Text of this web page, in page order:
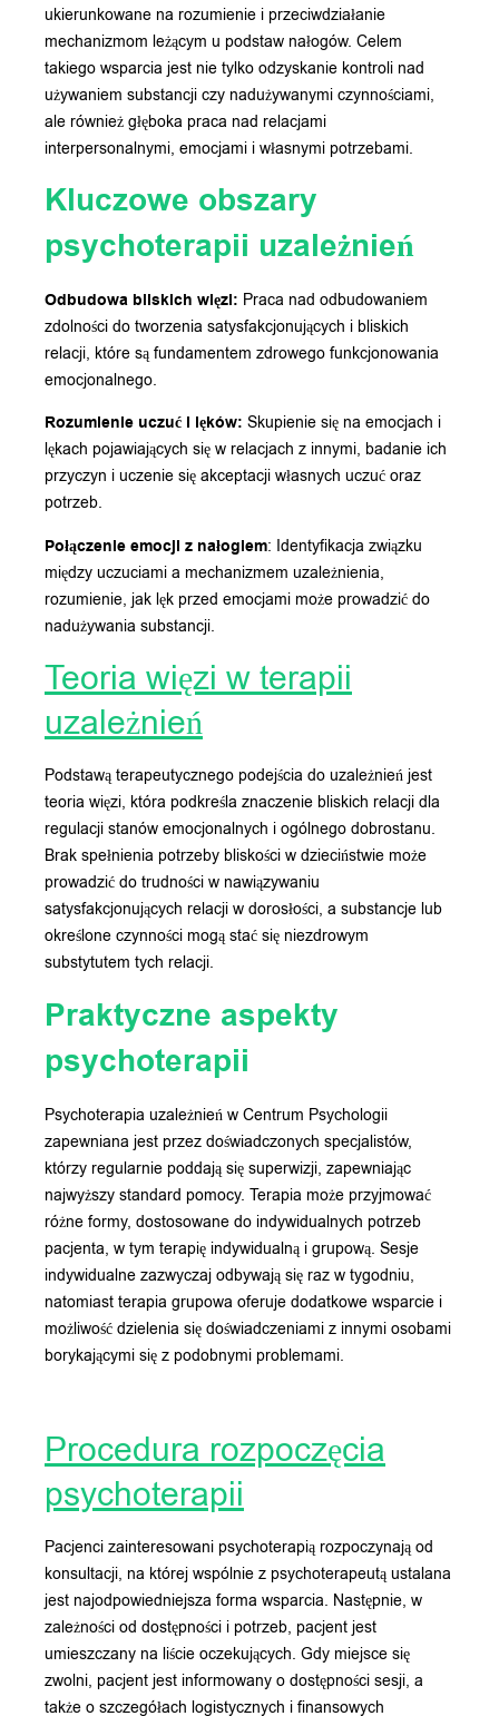
ukierunkowane na rozumienie i przeciwdziałanie
mechanizmom leżącym u podstaw nałogów. Celem
takiego wsparcia jest nie tylko odzyskanie kontroli nad
używaniem substancji czy nadużywanymi czynnościami,
ale również głęboka praca nad relacjami
interpersonalnymi, emocjami i własnymi potrzebami.
Kluczowe obszary
psychoterapii uzależnień
Odbudowa bliskich więzi: Praca nad odbudowaniem
zdolności do tworzenia satysfakcjonujących i bliskich
relacji, które są fundamentem zdrowego funkcjonowania
emocjonalnego.
Rozumienie uczuć i lęków: Skupienie się na emocjach i
lękach pojawiających się w relacjach z innymi, badanie ich
przyczyn i uczenie się akceptacji własnych uczuć oraz
potrzeb.
Połączenie emocji z nałogiem: Identyfikacja związku
między uczuciami a mechanizmem uzależnienia,
rozumienie, jak lęk przed emocjami może prowadzić do
nadużywania substancji.
Teoria więzi w terapii
uzależnień
Podstawą terapeutycznego podejścia do uzależnień jest
teoria więzi, która podkreśla znaczenie bliskich relacji dla
regulacji stanów emocjonalnych i ogólnego dobrostanu.
Brak spełnienia potrzeby bliskości w dzieciństwie może
prowadzić do trudności w nawiązywaniu
satysfakcjonujących relacji w dorosłości, a substancje lub
określone czynności mogą stać się niezdrowym
substytutem tych relacji.
Praktyczne aspekty
psychoterapii
Psychoterapia uzależnień w Centrum Psychologii
zapewniana jest przez doświadczonych specjalistów,
którzy regularnie poddają się superwizji, zapewniając
najwyższy standard pomocy. Terapia może przyjmować
różne formy, dostosowane do indywidualnych potrzeb
pacjenta, w tym terapię indywidualną i grupową. Sesje
indywidualne zazwyczaj odbywają się raz w tygodniu,
natomiast terapia grupowa oferuje dodatkowe wsparcie i
możliwość dzielenia się doświadczeniami z innymi osobami
borykającymi się z podobnymi problemami.
Procedura rozpoczęcia
psychoterapii
Pacjenci zainteresowani psychoterapią rozpoczynają od
konsultacji, na której wspólnie z psychoterapeutą ustalana
jest najodpowiedniejsza forma wsparcia. Następnie, w
zależności od dostępności i potrzeb, pacjent jest
umieszczany na liście oczekujących. Gdy miejsce się
zwolni, pacjent jest informowany o dostępności sesji, a
także o szczegółach logistycznych i finansowych